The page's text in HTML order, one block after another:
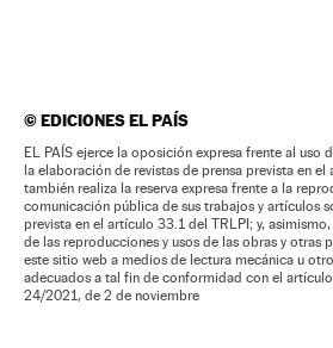
©EDICIONES EL PAÍS
EL PAÍS ejerce la oposición expresa frente al uso
la elaboración de revistas de prensa prevista en
también realiza la reserva expresa frente a la
comunicación pública de sus trabajos y artículos
prevista en el artículo 33.1 del TRLPI; y, asimismo,
de las reproducciones y usos de las obras y otras
este sitio web a medios de lectura mecánica u
adecuados a tal fin de conformidad con el
24/2021, de 2 de noviembre